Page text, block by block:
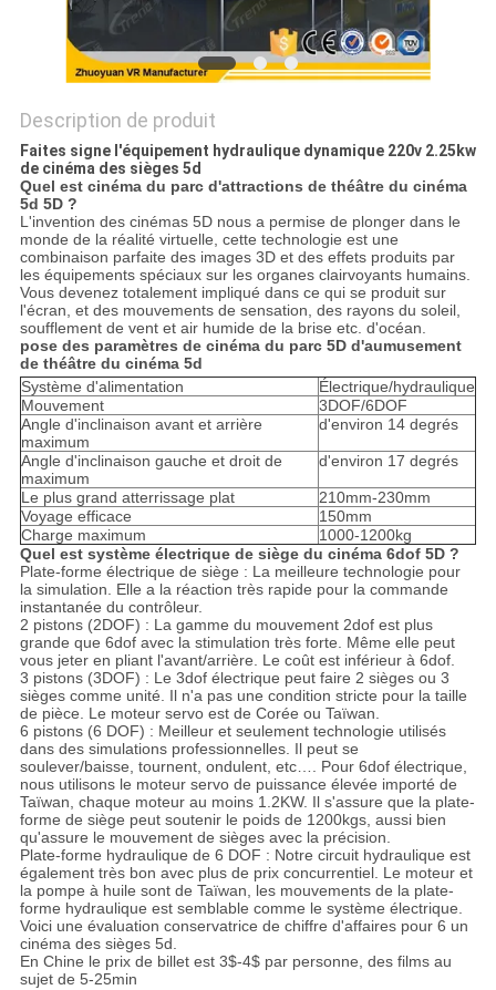
PRIVACY
POLICY
Description de produit
Faites signe l'équipement hydraulique dynamique 220v 2.25kw
de cinéma des sièges 5d
Quel est cinéma du parc d'attractions de théâtre du cinéma
5d 5D ?
L'invention des cinémas 5D nous a permise de plonger dans le
monde de la réalité virtuelle, cette technologie est une
combinaison parfaite des images 3D et des effets produits par
les équipements spéciaux sur les organes clairvoyants humains.
Vous devenez totalement impliqué dans ce qui se produit sur
l'écran, et des mouvements de sensation, des rayons du soleil,
soufflement de vent et air humide de la brise etc. d'océan.
pose des paramètres de cinéma du parc 5D d'aumusement
de théâtre du cinéma 5d
Système d'alimentation
Électrique/hydraulique
Mouvement
3DOF/6DOF
Angle d'inclinaison avant et arrière
maximum
d'environ 14 degrés
Angle d'inclinaison gauche et droit de
maximum
d'environ 17 degrés
Le plus grand atterrissage plat
210mm-230mm
Voyage efficace
150mm
Charge maximum
1000-1200kg
Quel est système électrique de siège du cinéma 6dof 5D ?
Plate-forme électrique de siège : La meilleure technologie pour
la simulation. Elle a la réaction très rapide pour la commande
instantanée du contrôleur.
2 pistons (2DOF) : La gamme du mouvement 2dof est plus
grande que 6dof avec la stimulation très forte. Même elle peut
vous jeter en pliant l'avant/arrière. Le coût est inférieur à 6dof.
3 pistons (3DOF) : Le 3dof électrique peut faire 2 sièges ou 3
sièges comme unité. Il n'a pas une condition stricte pour la taille
de pièce. Le moteur servo est de Corée ou Taïwan.
6 pistons (6 DOF) : Meilleur et seulement technologie utilisés
dans des simulations professionnelles. Il peut se
soulever/baisse, tournent, ondulent, etc…. Pour 6dof électrique,
nous utilisons le moteur servo de puissance élevée importé de
Taïwan, chaque moteur au moins 1.2KW. Il s'assure que la plate-
forme de siège peut soutenir le poids de 1200kgs, aussi bien
qu'assure le mouvement de sièges avec la précision.
Plate-forme hydraulique de 6 DOF : Notre circuit hydraulique est
également très bon avec plus de prix concurrentiel. Le moteur et
la pompe à huile sont de Taïwan, les mouvements de la plate-
forme hydraulique est semblable comme le système électrique.
Voici une évaluation conservatrice de chiffre d'affaires pour 6 un
cinéma des sièges 5d.
En Chine le prix de billet est 3$-4$ par personne, des films au
sujet de 5-25min